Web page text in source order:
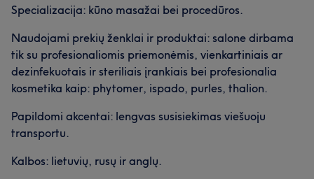
Specializacija: kūno masažai bei procedūros.
Naudojami prekių ženklai ir produktai: salone dirbama
tik su profesionaliomis priemonėmis, vienkartiniais ar
dezinfekuotais ir steriliais įrankiais bei profesionalia
kosmetika kaip: phytomer, ispado, purles, thalion.
Papildomi akcentai: lengvas susisiekimas viešuoju
transportu.
Kalbos: lietuvių, rusų ir anglų.